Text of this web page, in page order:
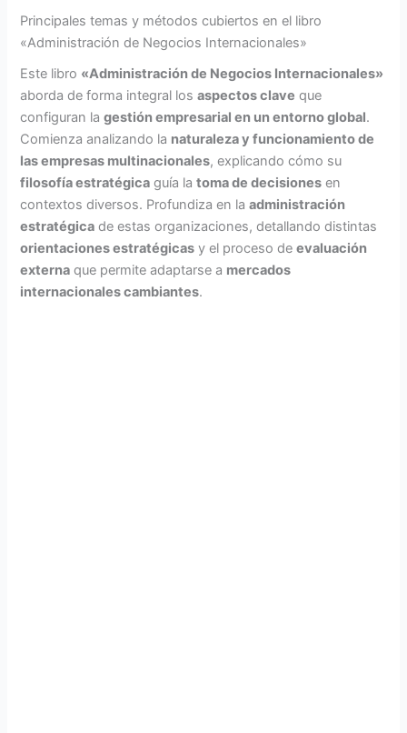
Principales temas y métodos cubiertos en el libro
«Administración de Negocios Internacionales»
Este libro «Administración de Negocios Internacionales»
aborda de forma integral losaspectos clave que
configuran lagestión empresarial en un entorno global.
Comienza analizando la naturaleza y funcionamiento de
las empresas multinacionales, explicando cómo su
filosofía estratégica guía latoma de decisiones en
contextos diversos. Profundiza en laadministración
estratégica de estas organizaciones, detallando distintas
orientaciones estratégicas y el proceso deevaluación
externa que permite adaptarse a mercados
internacionales cambiantes.